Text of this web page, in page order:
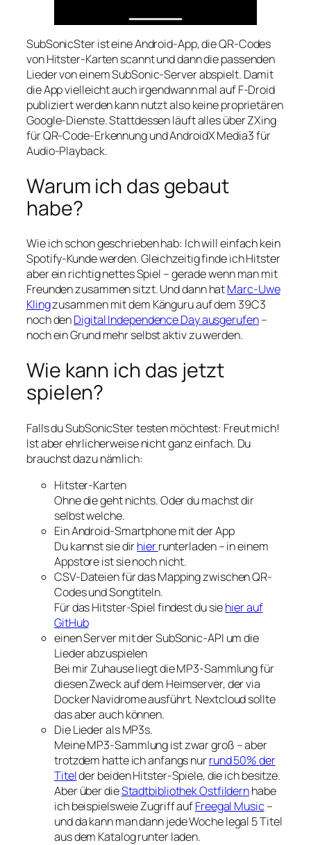
SubSonicSter ist eine Android-App, die QR-Codes
von Hitster-Karten scannt und dann die passenden
Lieder von einem SubSonic-Server abspielt. Damit
die App vielleicht auch irgendwann mal auf F-Droid
publiziert werden kann nutzt also keine proprietären
Google-Dienste. Stattdessen läuft alles über ZXing
für QR-Code-Erkennung und AndroidX Media3 für
Audio-Playback.
Warum ich das gebaut
habe?
Wie ich schon geschrieben hab: Ich will einfach kein
Spotify-Kunde werden. Gleichzeitig finde ich Hitster
aber ein richtig nettes Spiel – gerade wenn man mit
Freunden zusammen sitzt. Und dann hatMarc-Uwe
Klingzusammen mit dem Känguru auf dem 39C3
noch denDigital Independence Day ausgerufen–
noch ein Grund mehr selbst aktiv zu werden.
Wie kann ich das jetzt
spielen?
Falls du SubSonicSter testen möchtest: Freut mich!
Ist aber ehrlicherweise nicht ganz einfach. Du
brauchst dazu nämlich:
Hitster-Karten
Ohne die geht nichts. Oder du machst dir
selbst welche.
Ein Android-Smartphone mit der App
Du kannst sie dirhierrunterladen – in einem
Appstore ist sie noch nicht.
CSV-Dateien für das Mapping zwischen QR-
Codes und Songtiteln.
Für das Hitster-Spiel findest du siehier auf
GitHub
einen Server mit der SubSonic-API um die
Lieder abzuspielen
Bei mir Zuhause liegt die MP3-Sammlung für
diesen Zweck auf dem Heimserver, der via
Docker Navidrome ausführt. Nextcloud sollte
das aber auch können.
Die Lieder als MP3s.
Meine MP3-Sammlung ist zwar groß – aber
trotzdem hatte ich anfangs nurrund 50% der
Titelder beiden Hitster-Spiele, die ich besitze.
Aber über dieStadtbibliothek Ostfildernhabe
ich beispielsweie Zugriff aufFreegal Music –
und da kann man dann jede Woche legal 5 Titel
aus dem Katalog runter laden.